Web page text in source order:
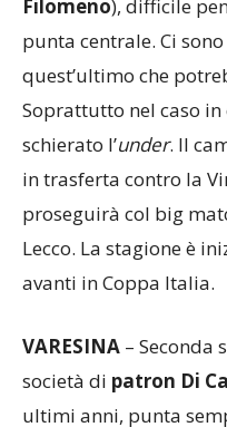
consistenza diDe
buone garanzie. In
Filomeno), difficile
punta centrale. Ci
quest’ultimo che
Soprattutto nel caso in
schierato l’under. Il
in trasferta contro la
proseguirà col big